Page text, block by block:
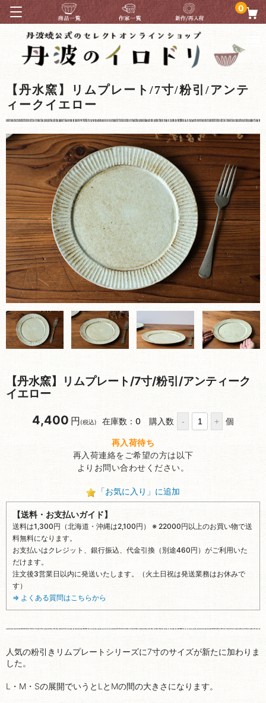
0
【丹水窯】リムプレート/7寸/粉引/アンテ
ィークイエロー
【丹水窯】リムプレート/7寸/粉引/アンティーク
イエロー
4,400 円 (税込) 在庫数：0 購入数 個
再入荷待ち
再入荷連絡をご希望の方は以下
よりお問い合わせください。
「お気に入り」に追加
【送料・お支払いガイド】
送料は1,300円（北海道・沖縄は2,100円） ※ 22000円以上のお買い物で送
料無料になります。
お支払いはクレジット、銀行振込、代金引換（別途460円）がご利用いた
だけます。
注文後3営業日以内に発送いたします。（火土日祝は発送業務はお休みで
す）
⇒ よくある質問はこちらから
人気の粉引きリムプレートシリーズに7寸のサイズが新たに加わりま
した。
L・M・Sの展開でいうとLとMの間の大きさになります。